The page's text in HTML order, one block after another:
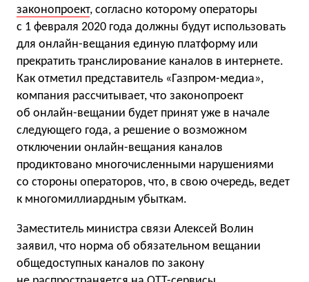
законопроект, согласно которому операторы
с 1 февраля 2020 года должны будут использовать
для онлайн-вещания единую платформу или
прекратить транслирование каналов в интернете.
Как отметил представитель «Газпром-медиа»,
компания рассчитывает, что законопроект
об онлайн-вещании будет принят уже в начале
следующего года, а решение о возможном
отключении онлайн-вещания каналов
продиктовано многочисленными нарушениями
со стороны операторов, что, в свою очередь, ведет
к многомиллиардным убыткам.
Заместитель министра связи Алексей Волин
заявил, что норма об обязательном вещании
общедоступных каналов по закону